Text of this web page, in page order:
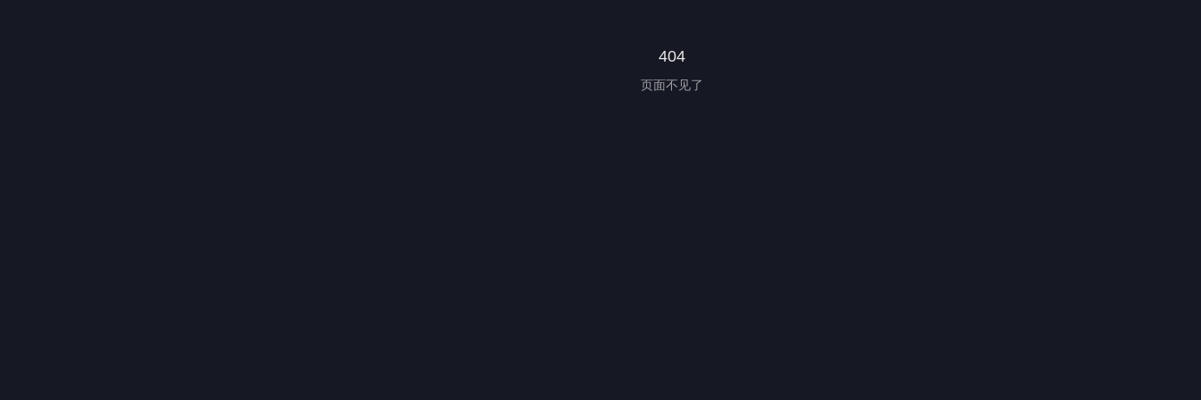
404
页面不见了